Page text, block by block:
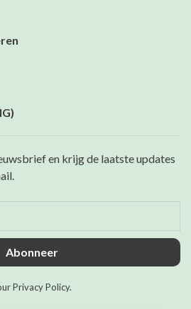
en krijg de laatste updates
Abonneer
Privacy Policy.